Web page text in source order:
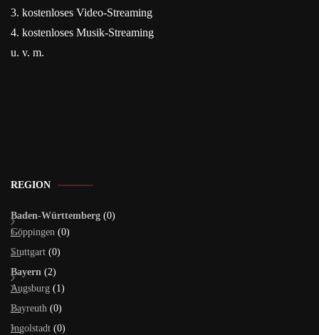
3. kostenloses Video-Streaming
4. kostenloses Musik-Streaming
u. v. m.
REGION
Baden-Württemberg (0)
Göppingen (0)
Stuttgart (0)
Bayern (2)
Augsburg (1)
Bayreuth (0)
Ingolstadt (0)